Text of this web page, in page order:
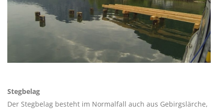
Stegbelag
Der Stegbelag besteht im Normalfall auch aus Gebirgslärche,